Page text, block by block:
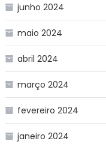
junho 2024
maio 2024
abril 2024
março 2024
fevereiro 2024
janeiro 2024